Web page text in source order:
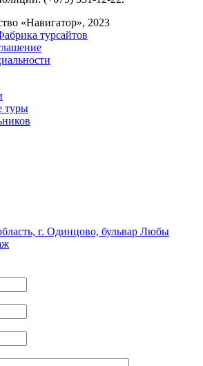
«Навигатор», 2023
турсайтов
туры
г. Одинцово, бульвар Любы